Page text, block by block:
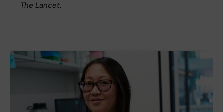
The Lancet.